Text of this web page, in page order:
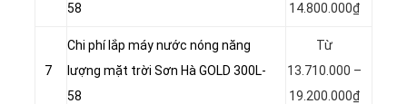
58
14.800.000₫
7
Chi phí lắp máy nước nóng năng
lượng mặt trời Sơn Hà GOLD 300L-
58
Từ
13.710.000 –
19.200.000₫